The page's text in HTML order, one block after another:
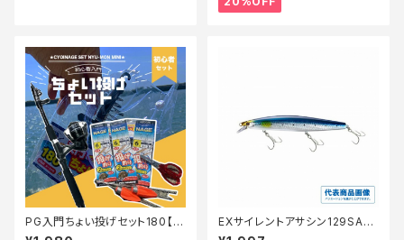
PG入門ちょい投げセット180【T
オリ】
EXサイレントアサシン129SAR
XＭ−229N